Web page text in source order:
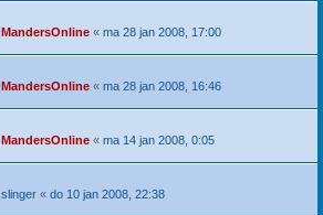
MandersOnline « ma 28 jan 2008, 17:00
MandersOnline « ma 28 jan 2008, 16:46
MandersOnline « ma 14 jan 2008, 0:05
slinger « do 10 jan 2008, 22:38